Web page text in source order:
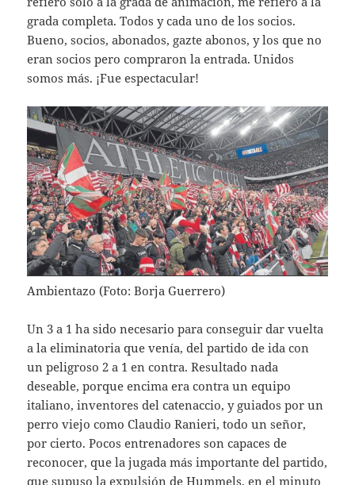
grada completa. Todos y cada uno de los socios.
Bueno, socios, abonados, gazte abonos, y los que no
eran socios pero compraron la entrada. Unidos
somos más. ¡Fue espectacular!
Ambientazo (Foto: Borja Guerrero)
Un 3 a 1 ha sido necesario para conseguir dar vuelta
a la eliminatoria que venía, del partido de ida con
un peligroso 2 a 1 en contra. Resultado nada
deseable, porque encima era contra un equipo
italiano, inventores del catenaccio, y guiados por un
perro viejo como Claudio Ranieri, todo un señor,
por cierto. Pocos entrenadores son capaces de
reconocer, que la jugada más importante del partido,
que supuso la expulsión de Hummels, en el minuto